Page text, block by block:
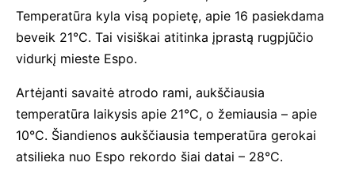
Temperatūra kyla visą popietę, apie 16 pasiekdama
beveik 21°C. Tai visiškai atitinka įprastą rugpjūčio
vidurkį mieste Espo.
Artėjanti savaitė atrodo rami, aukščiausia
temperatūra laikysis apie 21°C, o žemiausia – apie
10°C. Šiandienos aukščiausia temperatūra gerokai
atsilieka nuo Espo rekordo šiai datai – 28°C.